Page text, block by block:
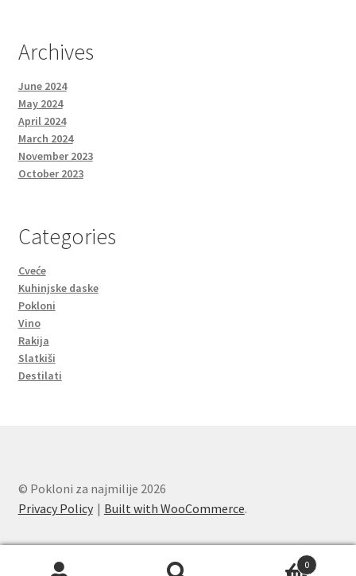
Archives
June 2024
May 2024
April 2024
March 2024
November 2023
October 2023
Categories
Cveće
Kuhinjske daske
Pokloni
Vino
Rakija
Slatkiši
Destilati
© Pokloni za najmilije 2026
Privacy Policy
Built with WooCommerce.
0